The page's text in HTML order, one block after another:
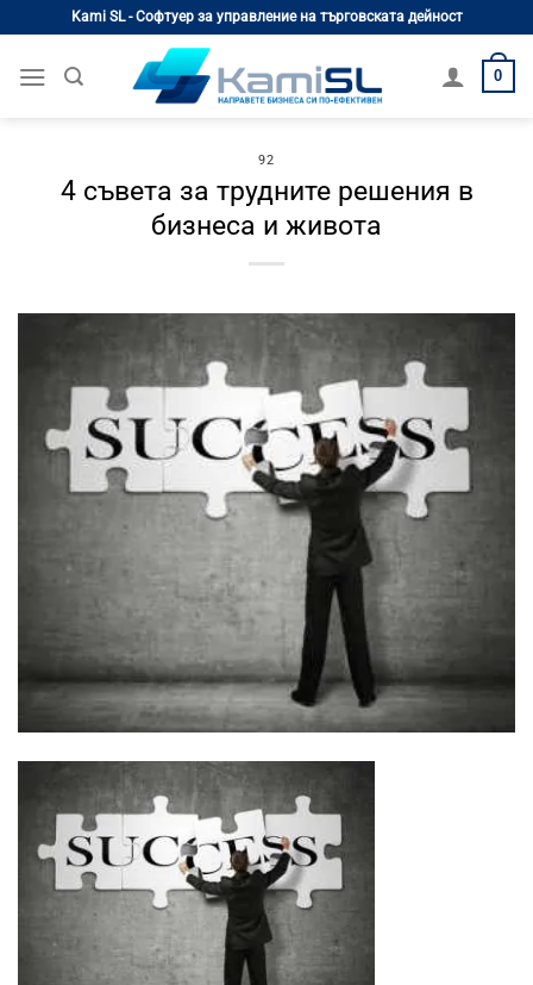
content
Kami SL - Софтуер за управление на търговската дейност
0
92
4 съвета за трудните решения в
бизнеса и живота